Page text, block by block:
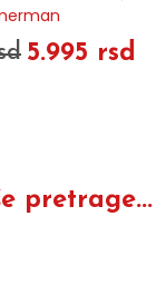
5.995 rsd
pretrage...